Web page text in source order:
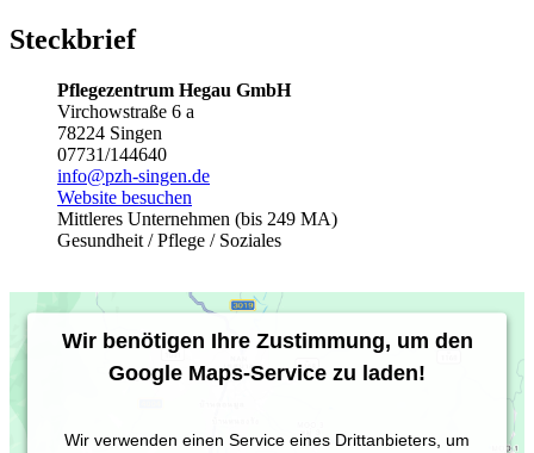
Steckbrief
Pflegezentrum Hegau GmbH
Virchowstraße 6 a
78224 Singen
07731/144640
info@pzh-singen.de
Website besuchen
Mittleres Unternehmen (bis 249 MA)
Gesundheit / Pflege / Soziales
Wir benötigen Ihre Zustimmung, um den
Google Maps-Service zu laden!
Wir verwenden einen Service eines Drittanbieters, um